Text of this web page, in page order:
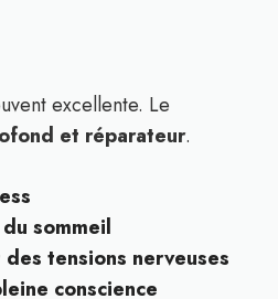
excellente. Le
et réparateur.
sommeil
tensions nerveuses
conscience